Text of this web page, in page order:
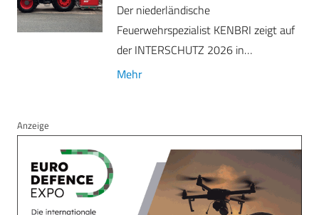
Der niederländische
Feuerwehrspezialist KENBRI zeigt auf
der INTERSCHUTZ 2026 in…
Mehr
Anzeige